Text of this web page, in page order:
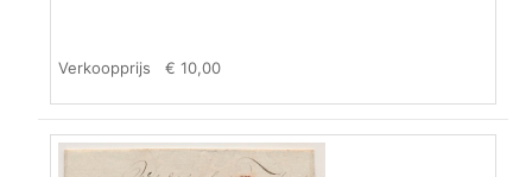
Verkoopprijs € 10,00